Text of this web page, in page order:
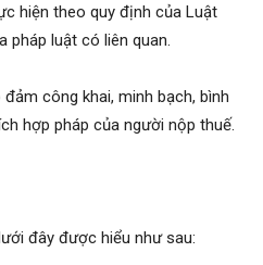
hiện theo quy định của Luật
pháp luật có liên quan.
công khai, minh bạch, bình
hợp pháp của người nộp thuế.
đây được hiểu như sau: